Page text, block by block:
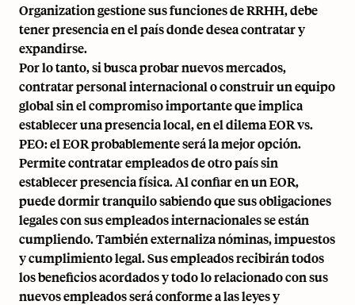
Organization gestione sus funciones de RRHH, debe
tener presencia en el país donde desea contratar y
expandirse.
Por lo tanto, si busca probar nuevos mercados,
contratar personal internacional o construir un equipo
global sin el compromiso importante que implica
establecer una presencia local, en el dilema EOR vs.
PEO: el EOR probablemente será la mejor opción.
Permite contratar empleados de otro país sin
establecer presencia física. Al confiar en un EOR,
puede dormir tranquilo sabiendo que sus obligaciones
legales con sus empleados internacionales se están
cumpliendo. También externaliza nóminas, impuestos
y cumplimiento legal. Sus empleados recibirán todos
los beneficios acordados y todo lo relacionado con sus
nuevos empleados será conforme a las leyes y